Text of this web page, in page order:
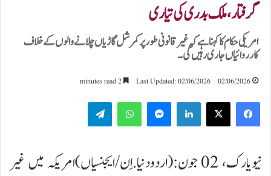
گرفتار، ملک بدری کی تیاری
امریکی حکام کا کہنا ہے کہ غیر قانونی طور پر کمرشل گاڑیاں چلانے والوں کے خلاف
کارروائیاں جاری رہیں گی۔
02/06/2026
Last Updated: 02/06/2026
LinkedIn
WhatsApp
نیویارک، 02 جون:(اردودنیا.اِن/ایجنسیاں)امریکہ میں غیر